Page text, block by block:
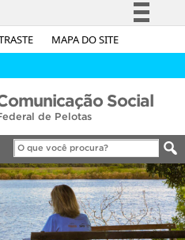
MAPA DO SITE
Simplifique!
Acesso à informação
Legislação
Canais
Social
de Pelotas